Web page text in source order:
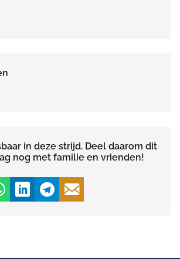
in deze strijd. Deel daarom dit
nog met familie en vrienden!